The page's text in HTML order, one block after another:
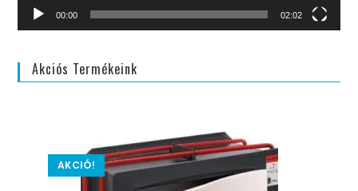
00:00 02:02
Akciós Termékeink
AKCIÓ!